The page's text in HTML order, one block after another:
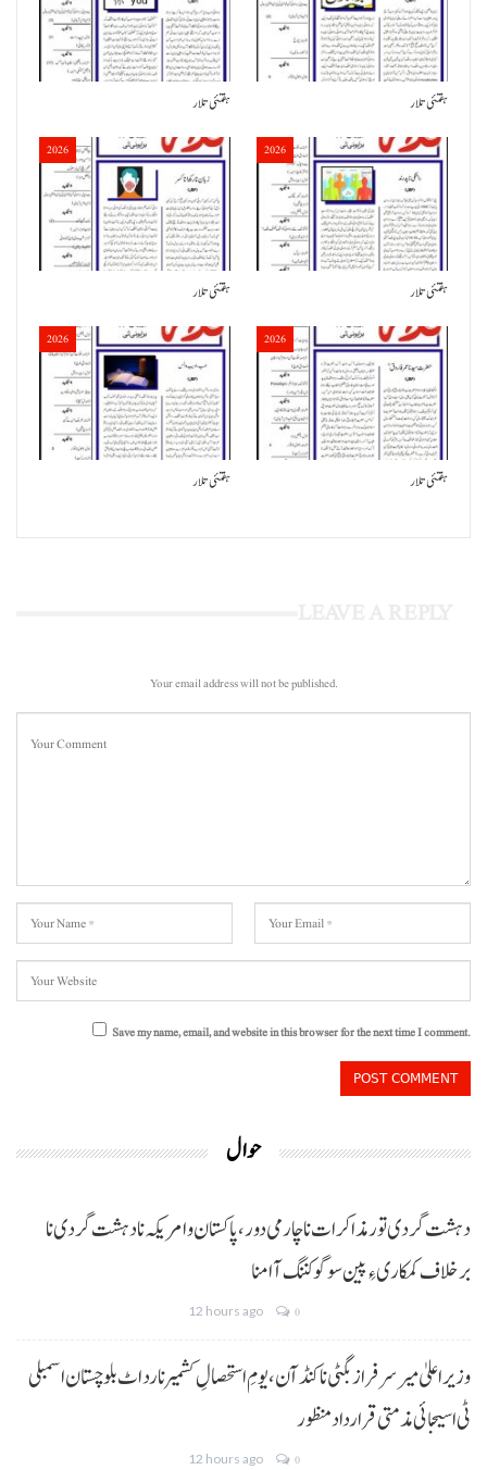
ہفتئی تلار ہفتئی تلار
2026
ہفتئی تلار
2026
ہفتئی تلار
2026
ہفتئی تلار
2026
ہفتئی تلار
Your email address will not be published.
Save my name, email, and website in this browser for the next time I comment.
حوال
دہشت گردی تور مذاکرات نا چارمی دور،پاکستان و امریکہ نا دہشت گردی نا
برخلاف کمکاری ءِ پین سوگو کننگ آ امنا
12 hours ago 0
وزیراعلیٰ میر سرفراز بگٹی نا کنڈ آن،یومِ استحصالِ کشمیر نا رد اٹ بلوچستان اسمبلی
ٹی اسیجائی مذمتی قرارداد منظور
12 hours ago 0